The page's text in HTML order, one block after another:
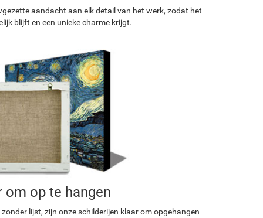
aandacht aan elk detail van het werk, zodat het
blijft en een unieke charme krijgt.
om op te hangen
lijst, zijn onze schilderijen klaar om opgehangen